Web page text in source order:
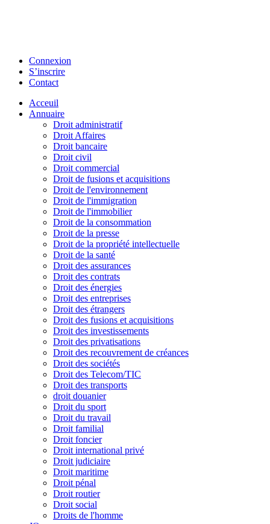
Connexion
S’inscrire
Contact
Acceuil
Annuaire
Droit administratif
Droit Affaires
Droit bancaire
Droit civil
Droit commercial
Droit de fusions et acquisitions
Droit de l'environnement
Droit de l'immigration
Droit de l'immobilier
Droit de la consommation
Droit de la presse
Droit de la propriété intellectuelle
Droit de la santé
Droit des assurances
Droit des contrats
Droit des énergies
Droit des entreprises
Droit des étrangers
Droit des fusions et acquisitions
Droit des investissements
Droit des privatisations
Droit des recouvrement de créances
Droit des sociétés
Droit des Telecom/TIC
Droit des transports
droit douanier
Droit du sport
Droit du travail
Droit familial
Droit foncier
Droit international privé
Droit judiciaire
Droit maritime
Droit pénal
Droit routier
Droit social
Droits de l'homme